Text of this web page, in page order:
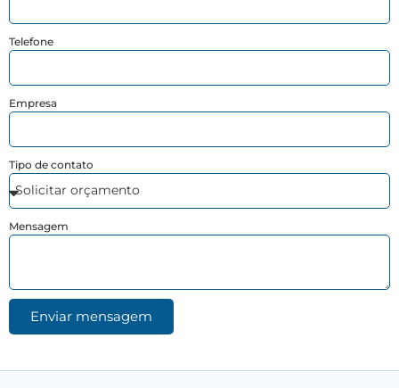
Telefone
Empresa
Tipo de contato
Mensagem
Enviar mensagem